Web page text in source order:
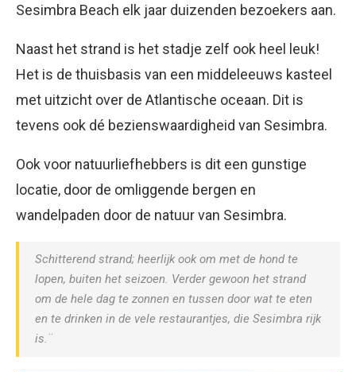
Sesimbra Beach elk jaar duizenden bezoekers aan.
Naast het strand is het stadje zelf ook heel leuk!
Het is de thuisbasis van een middeleeuws kasteel
met uitzicht over de Atlantische oceaan. Dit is
tevens ook dé bezienswaardigheid van Sesimbra.
Ook voor natuurliefhebbers is dit een gunstige
locatie, door de omliggende bergen en
wandelpaden door de natuur van Sesimbra.
Schitterend strand; heerlijk ook om met de hond te
lopen, buiten het seizoen. Verder gewoon het strand
om de hele dag te zonnen en tussen door wat te eten
en te drinken in de vele restaurantjes, die Sesimbra rijk
is.¨